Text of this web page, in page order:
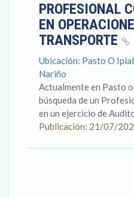
PROFESIONAL
EN
TRANSPORTE
Ubicación: Pasto O
Nariño
Actualmente en Pasto
búsqueda de un
en un ejercicio de
Publicación: 21/07/